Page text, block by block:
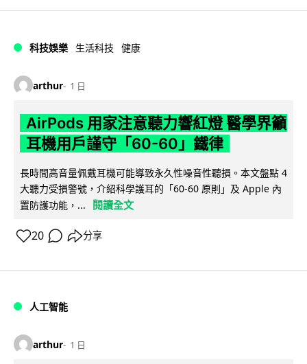
科技娛樂 生活科技 健康
arthur 1 日
AirPods 用家注意聽力響紅燈 醫學界籲
耳機用戶謹守「60-60」鐵律
長時間高音量佩戴耳機可能導致永久性噪音性聽損。本文盤點 4
大聽力受損警號，介紹科學護耳的「60-60 原則」及 Apple 內
置防護功能，...
閱讀全文
20 分享
人工智能
arthur 1 日